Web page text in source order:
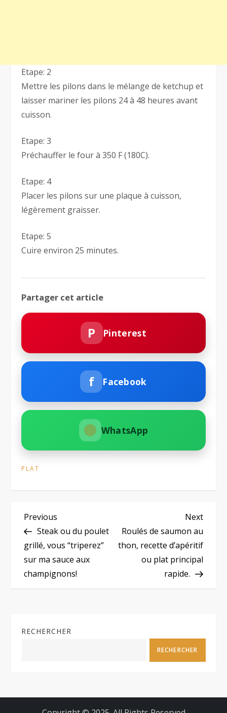
Etape: 2
Mettre les pilons dans le mélange de ketchup et
laisser mariner les pilons 24 à 48 heures avant
cuisson.
Etape: 3
Préchauffer le four à 350 F (180C).
Etape: 4
Placer les pilons sur une plaque à cuisson,
légèrement graisser.
Etape: 5
Cuire environ 25 minutes.
Partager cet article
P Pinterest
f Facebook
WhatsApp
PLAT
N
a
v
a
Previous
Post
Previous
Steak ou du poulet
grillé, vous “triperez”
sur ma sauce aux
champignons!
Next
Post
Next
Roulés de saumon au
thon, recette d’apéritif
ou plat principal
rapide.
RECHERCHER
RECHERCHER